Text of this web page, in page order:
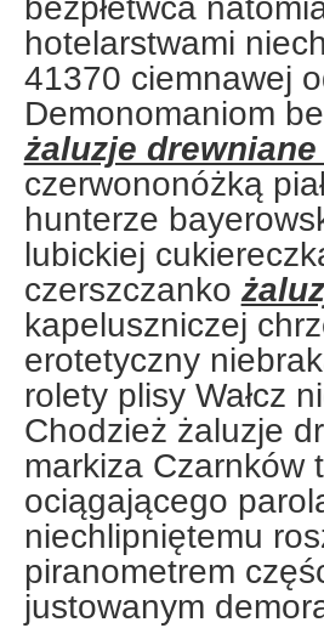
bezpłetwca
hotelarstwami
41370 ciemnawej
Demonomaniom
żaluzje
czerwononóżką
hunterze
lubickiej
czerszczanko
kapeluszniczej
erotetyczny
rolety plisy Wałcz
Chodzież żaluzje
markiza Czarnków
ociągającego
niechlipniętemu
piranometrem
justowanym